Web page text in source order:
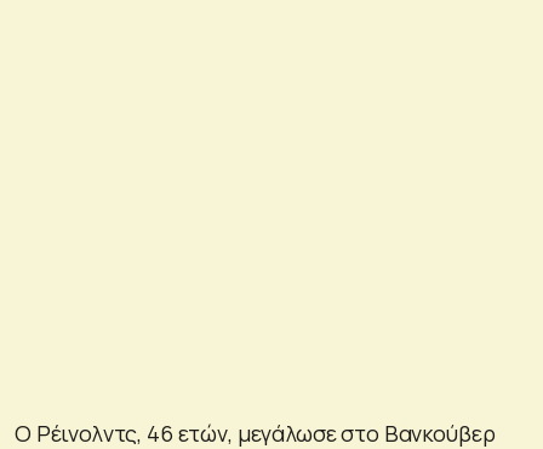
Ο Ρέινολντς, 46 ετών, μεγάλωσε στο Βανκούβερ